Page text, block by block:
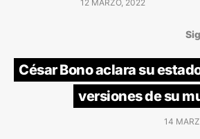
12 MARZO, 2022
César Bono aclara su
versiones de su
14